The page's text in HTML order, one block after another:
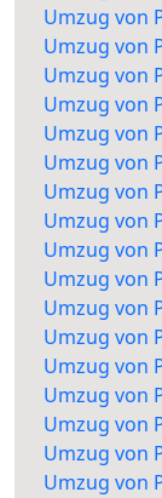
Umzug von
Umzug von
Umzug von
Umzug von
Umzug von
Umzug von
Umzug von
Umzug von
Umzug von
Umzug von
Umzug von
Umzug von
Umzug von
Umzug von
Umzug von
Umzug von
Umzug von